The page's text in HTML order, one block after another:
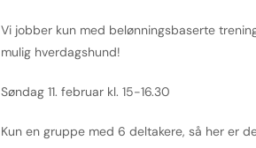
Vi jobber kun med belønningsbaserte
mulig hverdagshund!
Søndag 11. februar kl. 15-16.30
Kun en gruppe med 6 deltakere, så her er